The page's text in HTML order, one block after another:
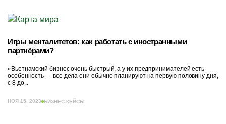
Игры менталитетов: как работать с иностранными
партнёрами?
«Вьетнамский бизнес очень быстрый, а у их предпринимателей есть
особенность — все дела они обычно планируют на первую половину дня,
с 8 до...
НОЯ 15, 2023 БИЗНЕС-КЕЙСЫ